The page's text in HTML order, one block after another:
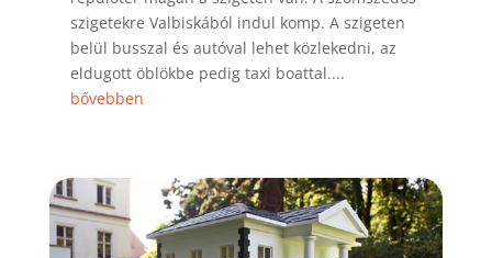
szigetekre Valbiskából indul komp. A szigeten
belül busszal és autóval lehet közlekedni, az
eldugott öblökbe pedig taxi boattal....
bővebben